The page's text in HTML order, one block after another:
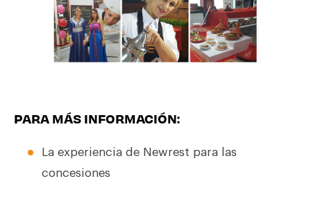
PARA MÁS INFORMACIÓN:
La experiencia de Newrest para las
concesiones